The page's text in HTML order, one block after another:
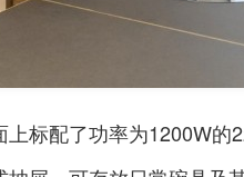
标配了功率为1200W